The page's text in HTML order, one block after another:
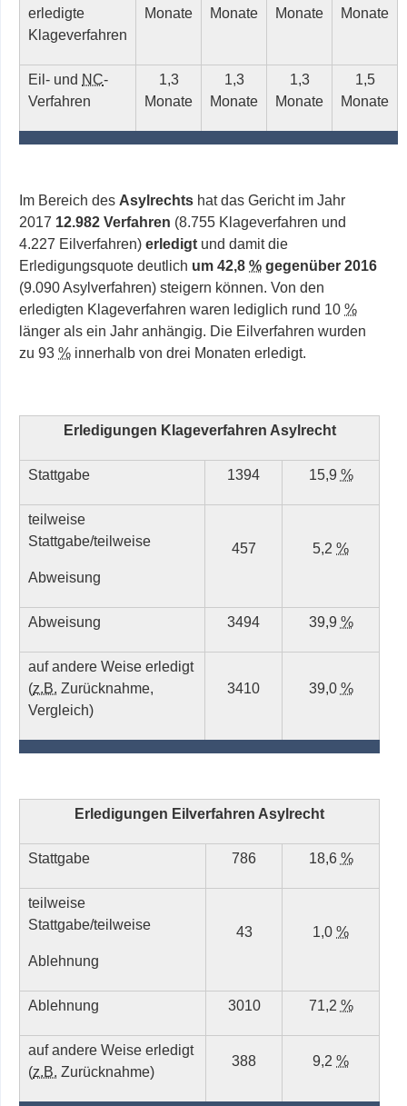
erledigte
Klageverfahren
Monate Monate Monate Monate
Eil- und NC-
Verfahren
1,3
Monate
1,3
Monate
1,3
Monate
1,5
Monate
Im Bereich des Asylrechts hat das Gericht im Jahr
2017 12.982 Verfahren (8.755 Klageverfahren und
4.227 Eilverfahren) erledigt und damit die
Erledigungsquote deutlich um 42,8 % gegenüber 2016
(9.090 Asylverfahren) steigern können. Von den
erledigten Klageverfahren waren lediglich rund 10 %
länger als ein Jahr anhängig. Die Eilverfahren wurden
zu 93 % innerhalb von drei Monaten erledigt.
Erledigungen Klageverfahren Asylrecht
Stattgabe 1394 15,9 %
teilweise
Stattgabe/teilweise
Abweisung
457 5,2 %
Abweisung 3494 39,9 %
auf andere Weise erledigt
(z.B. Zurücknahme,
Vergleich)
3410 39,0 %
Erledigungen Eilverfahren Asylrecht
Stattgabe 786 18,6 %
teilweise
Stattgabe/teilweise
Ablehnung
43 1,0 %
Ablehnung 3010 71,2 %
auf andere Weise erledigt
(z.B. Zurücknahme)
388 9,2 %